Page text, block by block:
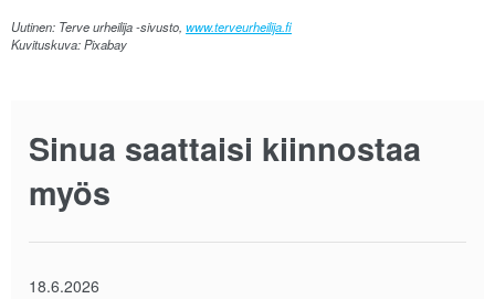
Uutinen: Terve urheilija -sivusto, www.terveurheilija.fi
Kuvituskuva: Pixabay
Sinua saattaisi kiinnostaa
myös
18.6.2026